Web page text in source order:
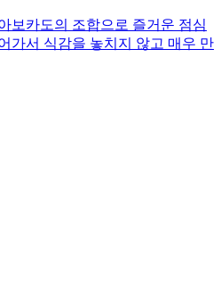
보카도의 조합으로 즐거운 점심
가서 식감을 놓치지 않고 매우 만